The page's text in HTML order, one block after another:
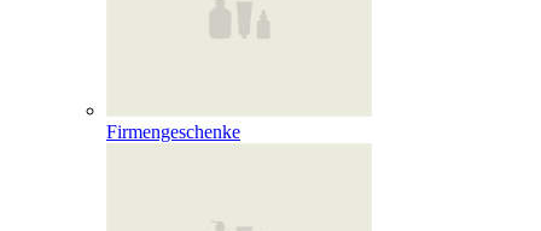
Firmengeschenke